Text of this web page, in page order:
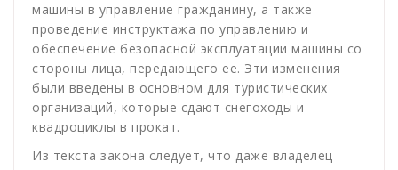
машины в управление гражданину, а также
проведение инструктажа по управлению и
обеспечение безопасной эксплуатации машины со
стороны лица, передающего ее. Эти изменения
были введены в основном для туристических
организаций, которые сдают снегоходы и
квадроциклы в прокат.
Из текста закона следует, что даже владелец